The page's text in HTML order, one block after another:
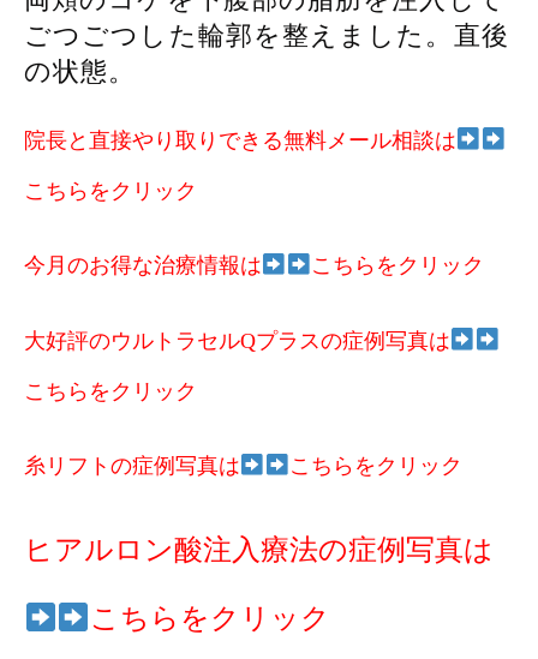
ごつごつした輪郭を整えました。直後
の状態。
院長と直接やり取りできる無料メール相談は
こちらをクリック
今月のお得な治療情報は こちらをクリック
大好評のウルトラセルQプラスの症例写真は
こちらをクリック
糸リフトの症例写真は こちらをクリック
ヒアルロン酸注入療法の症例写真は
こちらをクリック